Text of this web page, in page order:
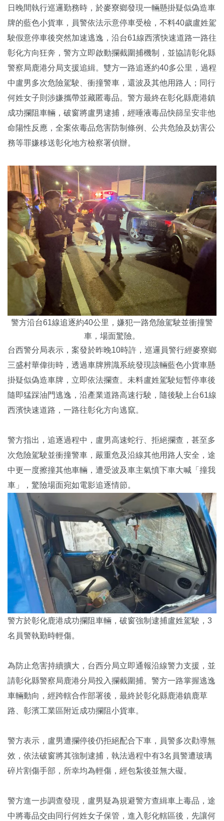
日晚間執行巡邏勤務時，於麥寮鄉發現一輛懸掛疑似偽造車
牌的藍色小貨車，員警依法示意停車受檢，不料40歲盧姓駕
駛假意停車後突然加速逃逸，沿台61線西濱快速道路一路往
彰化方向狂奔，警方立即啟動攔截圍捕機制，並協請彰化縣
警察局鹿港分局支援追緝。雙方一路追逐約40多公里，過程
中盧男多次危險駕駛、衝撞警車，還波及其他用路人；同行
何姓女子則涉嫌攜帶並藏匿毒品。警方最終在彰化縣鹿港鎮
成功攔阻車輛，破窗將盧男逮捕，經唾液毒品快篩呈安非他
命陽性反應，全案依毒品危害防制條例、公共危險及妨害公
務等罪嫌移送彰化地方檢察署偵辦。
警方沿台61線追逐約40公里，嫌犯一路危險駕駛並衝撞警
車，場面驚險。
台西警分局表示，案發於昨晚10時許，巡邏員警行經麥寮鄉
三盛村華偉街時，透過車牌辨識系統發現該輛藍色小貨車懸
掛疑似偽造車牌，立即依法攔查。未料盧姓駕駛短暫停車後
隨即猛踩油門逃逸，沿產業道路高速行駛，隨後駛上台61線
西濱快速道路，一路往彰化方向逃竄。
警方指出，追逐過程中，盧男高速蛇行、拒絕攔查，甚至多
次危險駕駛並衝撞警車，嚴重危及沿線其他用路人安全，途
中更一度擦撞其他車輛，遭受波及車主氣憤下車大喊「撞我
車」，驚險場面宛如電影追逐情節。
警方於彰化鹿港成功攔阻車輛，破窗強制逮捕盧姓駕駛，3
名員警執勤時輕傷。
為防止危害持續擴大，台西分局立即通報沿線警力支援，並
請彰化縣警察局鹿港分局投入攔截圍捕。警方一路掌握逃逸
車輛動向，經跨轄合作部署後，最終於彰化縣鹿港鎮鹿草
路、彰濱工業區附近成功攔阻小貨車。
警方表示，盧男遭攔停後仍拒絕配合下車，員警多次勸導無
效，依法破窗將其強制逮捕，執法過程中有3名員警遭玻璃
碎片割傷手部，所幸均為輕傷，經包紮後並無大礙。
警方進一步調查發現，盧男疑為規避警方查緝車上毒品，途
中將毒品交由同行何姓女子保管，進入彰化轄區後，先讓何